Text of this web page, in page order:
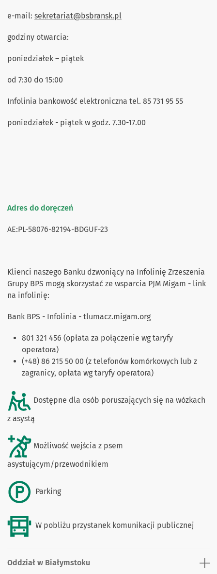
e-mail: sekretariat@bsbransk.pl
godziny otwarcia:
poniedziałek – piątek
od 7:30 do 15:00
Infolinia bankowość elektroniczna tel. 85 731 95 55
poniedziałek - piątek w godz. 7.30-17.00
Adres do doręczeń
AE:PL-58076-82194-BDGUF-23
Klienci naszego Banku dzwoniący na Infolinię Zrzeszenia
Grupy BPS mogą skorzystać ze wsparcia PJM Migam - link
na infolinię:
Bank BPS - Infolinia - tlumacz.migam.org
801 321 456 (opłata za połączenie wg taryfy
operatora)
(+48) 86 215 50 00 (z telefonów komórkowych lub z
zagranicy, opłata wg taryfy operatora)
Dostępne dla osób poruszających się na wózkach
z asystą
Możliwość wejścia z psem
asystującym/przewodnikiem
Parking
W pobliżu przystanek komunikacji publicznej
Oddział w Białymstoku